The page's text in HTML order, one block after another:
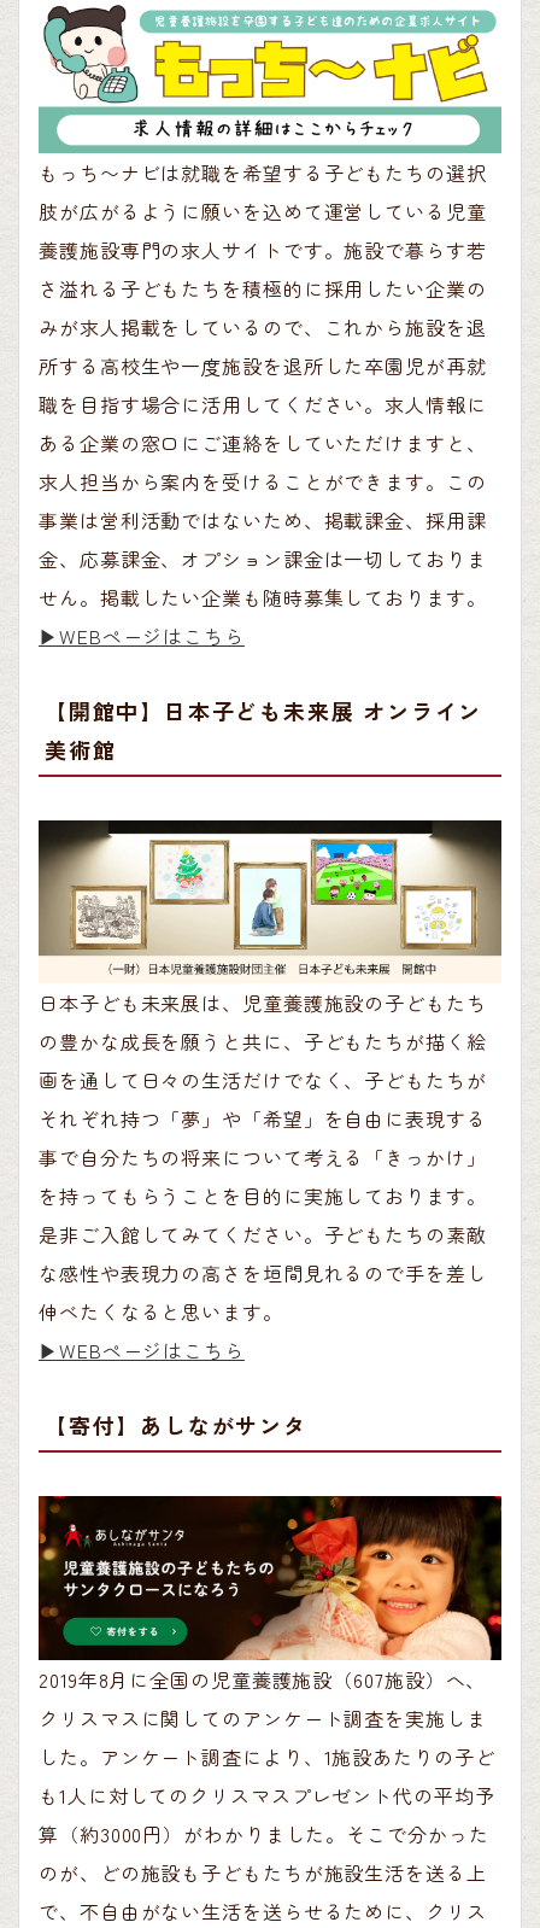
もっち〜ナビは就職を希望する子どもたちの選択
肢が広がるように願いを込めて運営している児童
養護施設専門の求人サイトです。施設で暮らす若
さ溢れる子どもたちを積極的に採用したい企業の
みが求人掲載をしているので、これから施設を退
所する高校生や一度施設を退所した卒園児が再就
職を目指す場合に活用してください。求人情報に
ある企業の窓口にご連絡をしていただけますと、
求人担当から案内を受けることができます。この
事業は営利活動ではないため、掲載課金、採用課
金、応募課金、オプション課金は一切しておりま
せん。掲載したい企業も随時募集しております。
▶︎WEBページはこちら
【開館中】日本子ども未来展 オンライン
美術館
日本子ども未来展は、児童養護施設の子どもたち
の豊かな成長を願うと共に、子どもたちが描く絵
画を通して日々の生活だけでなく、子どもたちが
それぞれ持つ「夢」や「希望」を自由に表現する
事で自分たちの将来について考える「きっかけ」
を持ってもらうことを目的に実施しております。
是非ご入館してみてください。子どもたちの素敵
な感性や表現力の高さを垣間見れるので手を差し
伸べたくなると思います。
▶︎WEBページはこちら
【寄付】あしながサンタ
2019年8月に全国の児童養護施設（607施設）へ、
クリスマスに関してのアンケート調査を実施しま
した。アンケート調査により、1施設あたりの子ど
も1人に対してのクリスマスプレゼント代の平均予
算（約3000円）がわかりました。そこで分かった
のが、どの施設も子どもたちが施設生活を送る上
で、不自由がない生活を送らせるために、クリス